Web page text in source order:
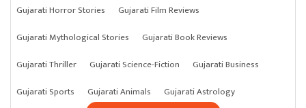
Gujarati Horror Stories
Gujarati Film Reviews
Gujarati Mythological Stories
Gujarati Book Reviews
Gujarati Thriller
Gujarati Science-Fiction
Gujarati Business
Gujarati Sports
Gujarati Animals Gujarati Astrology